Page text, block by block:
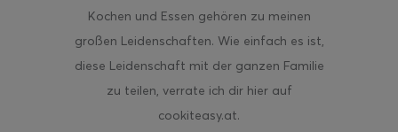
Kochen und Essen gehören zu meinen
großen Leidenschaften. Wie einfach es ist,
diese Leidenschaft mit der ganzen Familie
zu teilen, verrate ich dir hier auf
cookiteasy.at.